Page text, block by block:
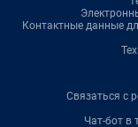
Контактные данные
Связаться с
Чат-бот в